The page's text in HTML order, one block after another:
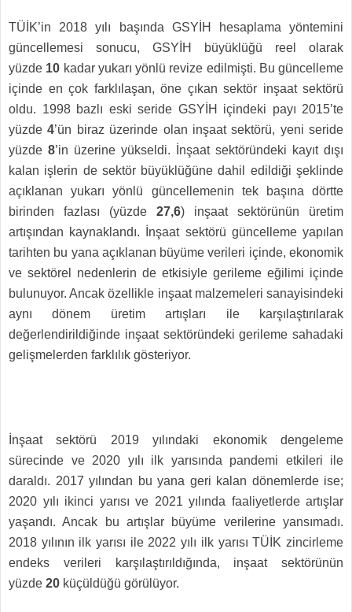
TÜİK’in 2018 yılı başında GSYİH hesaplama yöntemini
güncellemesi sonucu, GSYİH büyüklüğü reel olarak
yüzde 10 kadar yukarı yönlü revize edilmişti. Bu güncelleme
içinde en çok farklılaşan, öne çıkan sektör inşaat sektörü
oldu. 1998 bazlı eski seride GSYİH içindeki payı 2015’te
yüzde 4’ün biraz üzerinde olan inşaat sektörü, yeni seride
yüzde 8’in üzerine yükseldi. İnşaat sektöründeki kayıt dışı
kalan işlerin de sektör büyüklüğüne dahil edildiği şeklinde
açıklanan yukarı yönlü güncellemenin tek başına dörtte
birinden fazlası (yüzde 27,6) inşaat sektörünün üretim
artışından kaynaklandı. İnşaat sektörü güncelleme yapılan
tarihten bu yana açıklanan büyüme verileri içinde, ekonomik
ve sektörel nedenlerin de etkisiyle gerileme eğilimi içinde
bulunuyor. Ancak özellikle inşaat malzemeleri sanayisindeki
aynı dönem üretim artışları ile karşılaştırılarak
değerlendirildiğinde inşaat sektöründeki gerileme sahadaki
gelişmelerden farklılık gösteriyor.
İnşaat sektörü 2019 yılındaki ekonomik dengeleme
sürecinde ve 2020 yılı ilk yarısında pandemi etkileri ile
daraldı. 2017 yılından bu yana geri kalan dönemlerde ise;
2020 yılı ikinci yarısı ve 2021 yılında faaliyetlerde artışlar
yaşandı. Ancak bu artışlar büyüme verilerine yansımadı.
2018 yılının ilk yarısı ile 2022 yılı ilk yarısı TÜİK zincirleme
endeks verileri karşılaştırıldığında, inşaat sektörünün
yüzde 20 küçüldüğü görülüyor.